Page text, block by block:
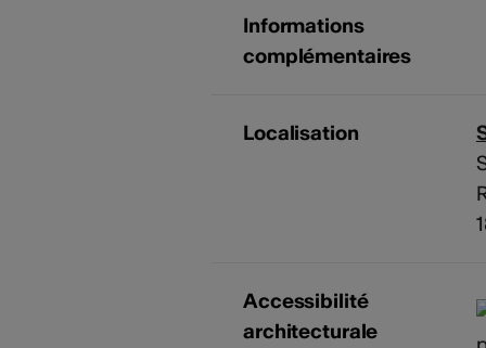
Informations
complémentaires
Localisation
Accessibilité
architecturale